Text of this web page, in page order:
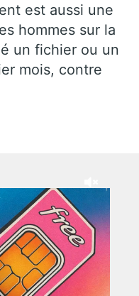
est aussi une
hommes sur la
un fichier ou un
mois, contre